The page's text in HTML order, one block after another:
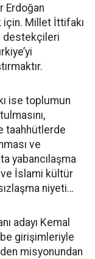
Erdoğan
için. Millet İttifakı
destekçileri
ise toplumun
taahhütlerde
ve
yabancılaşma
ve İslami kültür
niyeti…
adayı Kemal
girişimleriyle
misyonundan